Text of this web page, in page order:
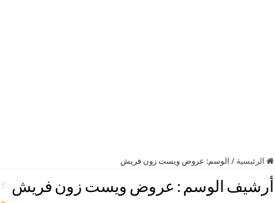
الرئيسية / الوسم: عروض ويست زون فريش
أرشيف الوسم : عروض ويست زون فريش